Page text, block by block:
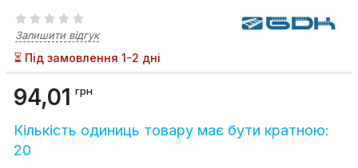
Залишити відгук
⏳ Під замовлення 1-2 дні
94,01 грн
Кількість одиниць товару має бути кратною:
20